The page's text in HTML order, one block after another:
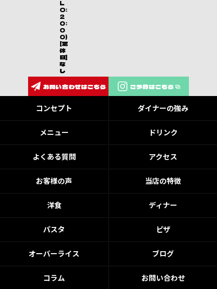
L
O:
2
0:
0
0)
[定
休
日]
な
し
お問い合わせはこちら ご予約はこちら
コンセプト ダイナーの強み
メニュー ドリンク
よくある質問 アクセス
お客様の声 当店の特徴
洋食 ディナー
パスタ ピザ
オーバーライス ブログ
コラム お問い合わせ